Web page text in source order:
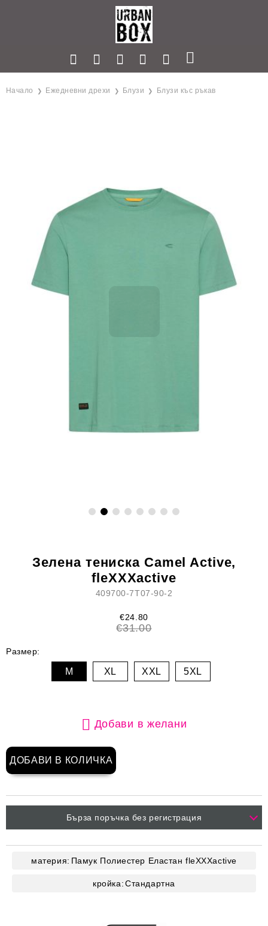
Начало Ежедневни дрехи Блузи Блузи къс ръкав
Зелена тениска Camel Active,
fleXXXactive
409700-7T07-90-2
€24.80
€31.00
Размер:
M XL XXL 5XL
Добави в желани
Бърза поръчка без регистрация
материя: Памук Полиестер Еластан fleXXXactive
кройка:Стандартна